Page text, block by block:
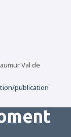
Val de
publication